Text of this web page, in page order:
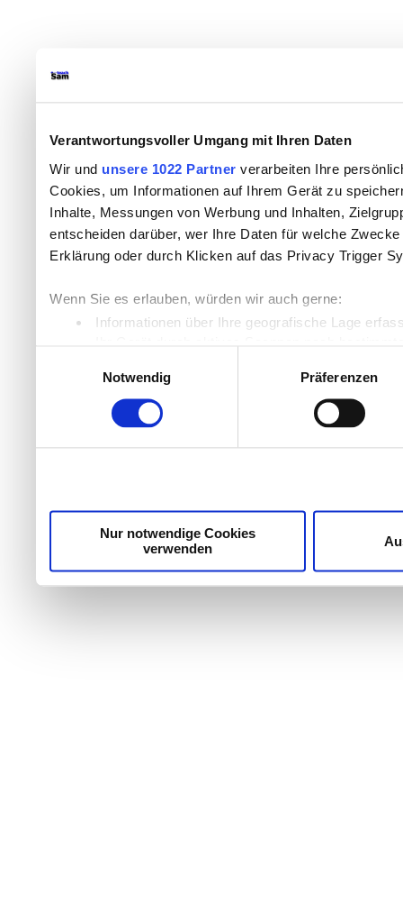
Verantwortungsvoller Umgang mit Ihren Daten
Wir und unsere 1022 Partner verarbeiten Ihre
Cookies, um Informationen auf Ihrem Gerät zu
Inhalte, Messungen von Werbung und Inhalten,
entscheiden darüber, wer Ihre Daten für welche
Erklärung oder durch Klicken auf das Privacy Trigger
Wenn Sie es erlauben, würden wir auch gerne:
Informationen über Ihre geografische Lage
Ihr Gerät durch aktives Scannen nach
Wir verwenden Cookies, um Inhalte und Anzeigen zu
die Zugriffe auf unsere Website zu analysieren.
Dienste gesammelt haben.
Notwendig
Präferenzen
Nur notwendige Cookies
verwenden